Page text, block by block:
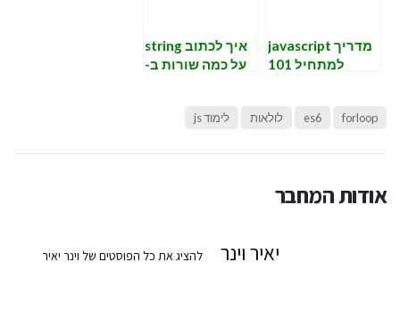
מדריך javascript
למתחיל 101
איך לכתוב string
על כמה שורות ב-
es6 forloop לולאות לימוד js
אודות המחבר
יאיר וינר להציג את כל הפוסטים של וינר יאיר